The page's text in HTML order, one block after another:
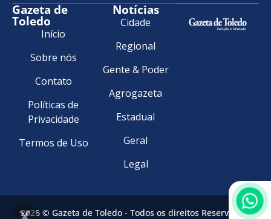
Gazeta de
Toledo
Início
Sobre nós
Contato
Políticas de
Privacidade
Termos de Uso
Notícias
Cidade
Regional
Gente & Poder
Agrogazeta
Estadual
Geral
Legal
2026 © Gazeta de Toledo - Todos os direitos Reservados.